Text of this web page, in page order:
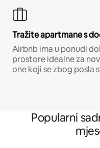
Tražite apartmane s
Airbnb ima u ponudi
prostore idealne za
one koji se zbog posla
Popularni